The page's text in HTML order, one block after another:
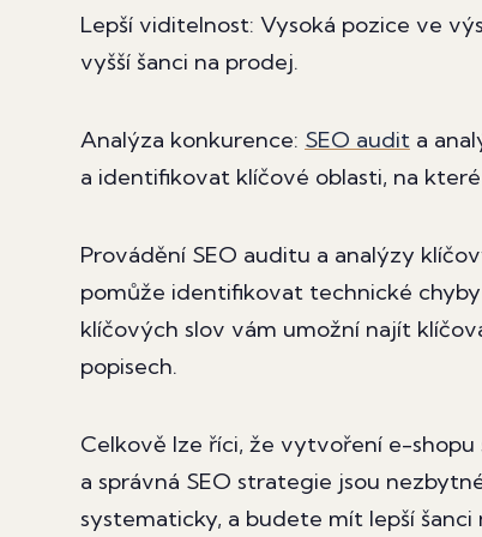
Lepší viditelnost: Vysoká pozice ve
vyšší šanci na prodej.
Analýza konkurence: SEO audit a
a identifikovat klíčové oblasti, na
Provádění SEO auditu a analýzy
pomůže identifikovat technické
klíčových slov vám umožní najít
popisech.
Celkově lze říci, že vytvoření e-
a správná SEO strategie jsou
systematicky, a budete mít lepší